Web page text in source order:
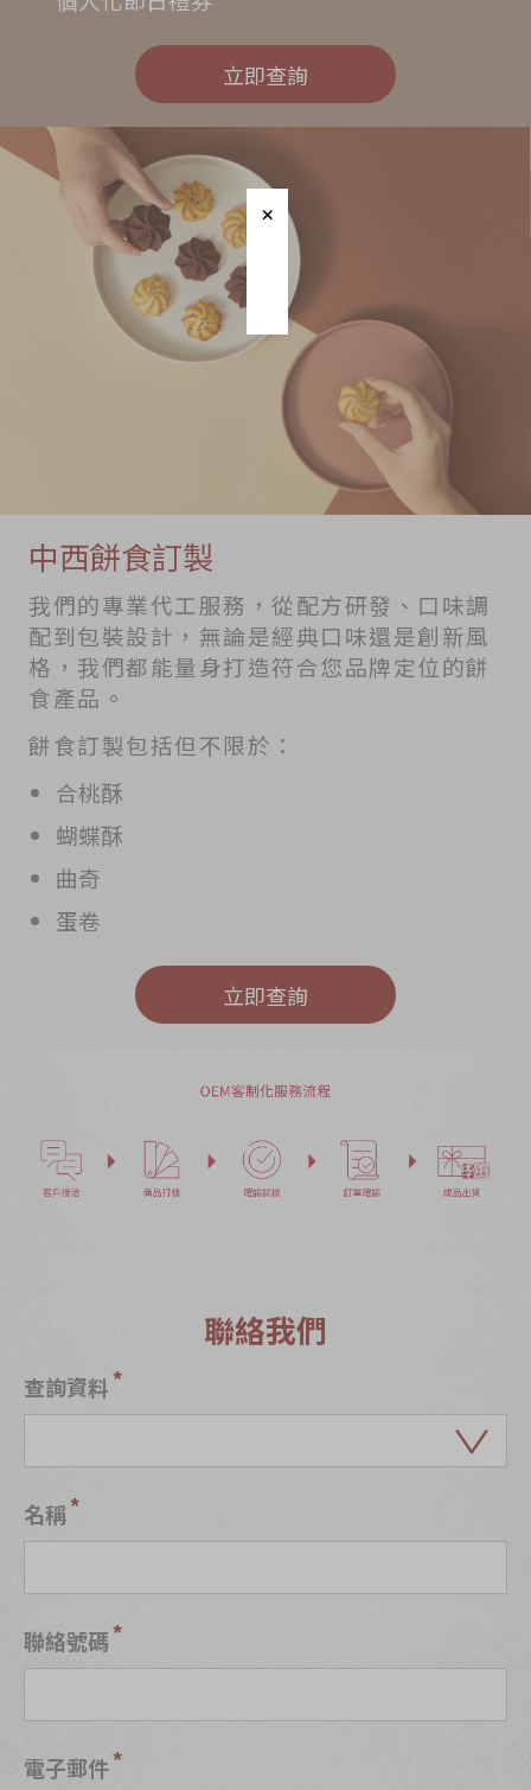
中西餅食訂製
我們的專業代工服務，從配方研發、口味調
配到包裝設計，無論是經典口味還是創新風
格，我們都能量身打造符合您品牌定位的餅
食產品。
餅食訂製包括但不限於：
合桃酥
蝴蝶酥
曲奇
蛋卷
立即查詢
立即查詢
聯絡我們
查詢資料
名稱
聯絡號碼
電子郵件